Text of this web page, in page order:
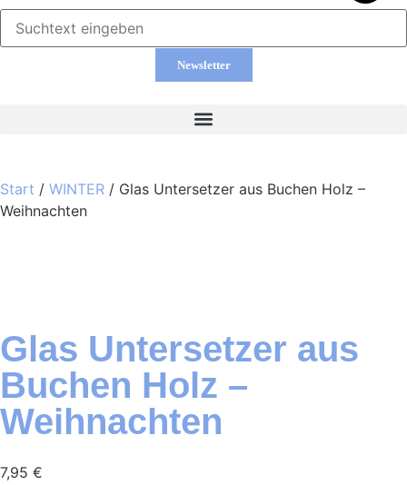
Newsletter
Start / WINTER / Glas Untersetzer aus Buchen Holz –
Weihnachten
Glas Untersetzer aus
Buchen Holz –
Weihnachten
7,95 €